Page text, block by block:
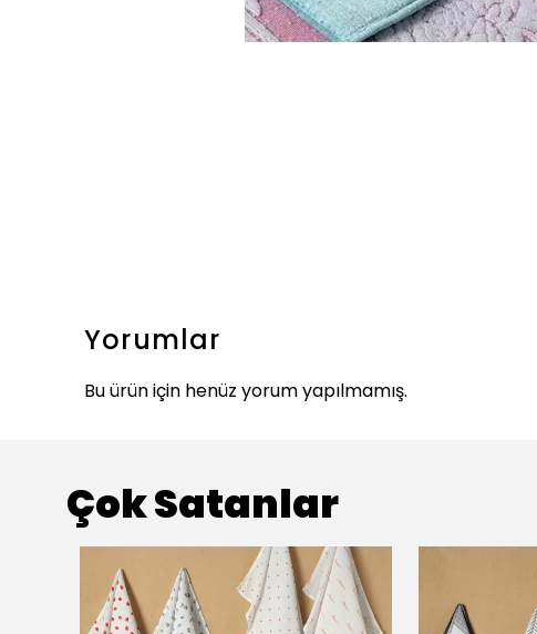
Yorumlar
Bu ürün için henüz yorum yapılmamış.
Çok Satanlar